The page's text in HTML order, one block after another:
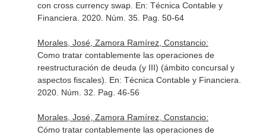
con cross currency swap. En: Técnica Contable y
Financiera . 2020. Núm. 35. Pag. 50-64
Morales, José, Zamora Ramírez, Constancio:
Como tratar contablemente las operaciones de
reestructuración de deuda (y III) (ámbito concursal y
aspectos fiscales). En: Técnica Contable y Financiera
2020. Núm. 32. Pag. 46-56
Morales, José, Zamora Ramírez, Constancio:
Cómo tratar contablemente las operaciones de